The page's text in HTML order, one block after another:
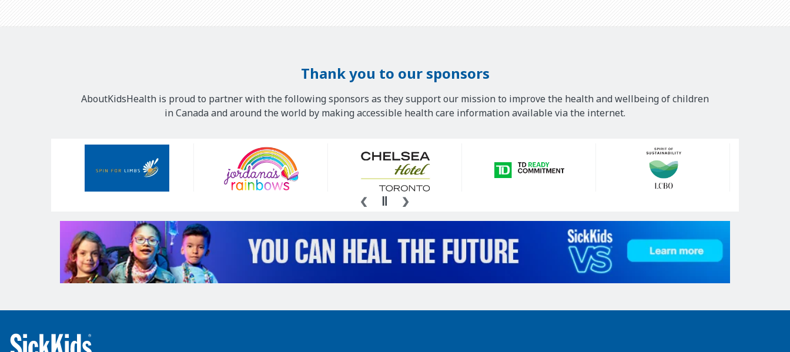
Thank you to our sponsors
AboutKidsHealth is proud to partner with the following sponsors as they support our mission to improve the health and wellbeing of children
in Canada and around the world by making accessible health care information available via the internet.